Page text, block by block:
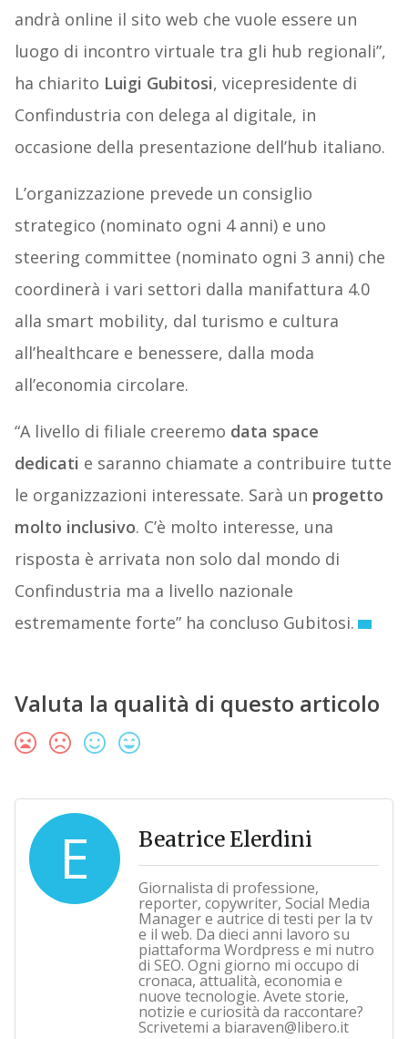
andrà online il sito web che vuole essere un
luogo di incontro virtuale tra gli hub regionali”,
ha chiarito Luigi Gubitosi, vicepresidente di
Confindustria con delega al digitale, in
occasione della presentazione dell’hub italiano.
L’organizzazione prevede un consiglio
strategico (nominato ogni 4 anni) e uno
steering committee (nominato ogni 3 anni) che
coordinerà i vari settori dalla manifattura 4.0
alla smart mobility, dal turismo e cultura
all’healthcare e benessere, dalla moda
all’economia circolare.
“A livello di filiale creeremo data space
dedicati e saranno chiamate a contribuire tutte
le organizzazioni interessate. Sarà un progetto
molto inclusivo. C’è molto interesse, una
risposta è arrivata non solo dal mondo di
Confindustria ma a livello nazionale
estremamente forte” ha concluso Gubitosi.
Valuta la qualità di questo articolo
E Beatrice Elerdini
Giornalista di professione,
reporter, copywriter, Social Media
Manager e autrice di testi per la tv
e il web. Da dieci anni lavoro su
piattaforma Wordpress e mi nutro
di SEO. Ogni giorno mi occupo di
cronaca, attualità, economia e
nuove tecnologie. Avete storie,
notizie e curiosità da raccontare?
Scrivetemi a biaraven@libero.it